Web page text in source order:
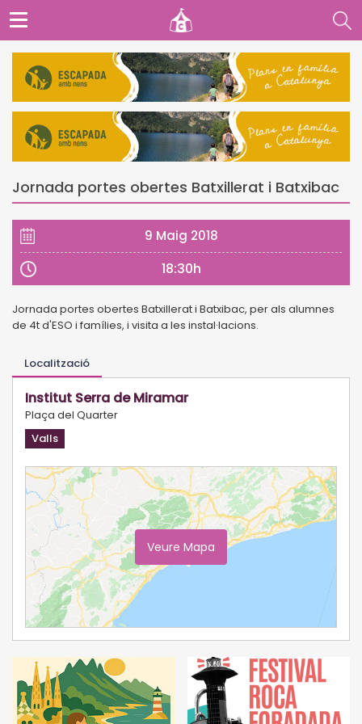
Jornada portes obertes Batxillerat i Batxibac
9 Maig 2018
18:30h
Jornada portes obertes Batxillerat i Batxibac, per als alumnes
de 4t d'ESO i famílies, i visita a les instal·lacions.
Localització
Institut Serra de Miramar
Plaça del Quarter
Valls
Veure Mapa